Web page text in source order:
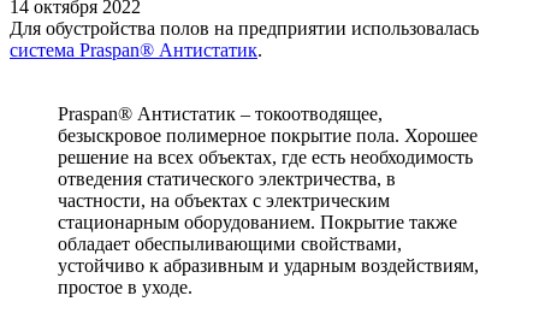
14 октября 2022
Для обустройства полов на предприятии использовалась
система Praspan® Антистатик.
Praspan® Антистатик – токоотводящее,
безыскровое полимерное покрытие пола. Хорошее
решение на всех объектах, где есть необходимость
отведения статического электричества, в
частности, на объектах с электрическим
стационарным оборудованием. Покрытие также
обладает обеспыливающими свойствами,
устойчиво к абразивным и ударным воздействиям,
простое в уходе.